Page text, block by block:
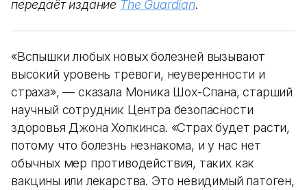
передаёт издание The Guardian.
«Вспышки любых новых болезней вызывают
высокий уровень тревоги, неуверенности и
страха», — сказала Моника Шох-Спана, старший
научный сотрудник Центра безопасности
здоровья Джона Хопкинса. «Страх будет расти,
потому что болезнь незнакома, и у нас нет
обычных мер противодействия, таких как
вакцины или лекарства. Это невидимый патоген,